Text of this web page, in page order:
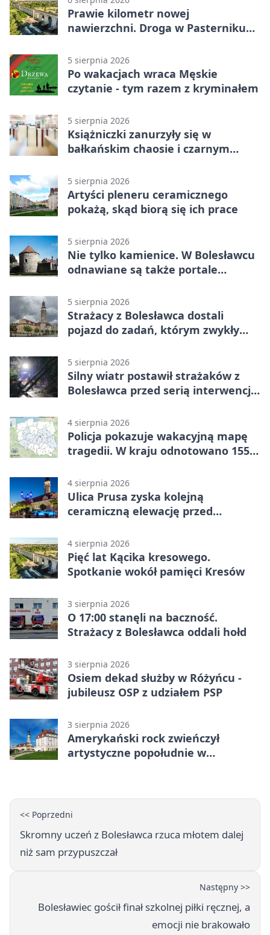
Prawie kilometr nowej
nawierzchni. Droga w Pasterniku
5 sierpnia 2026
Po wakacjach wraca Męskie
czytanie - tym razem z kryminałem
5 sierpnia 2026
Książniczki zanurzyły się w
bałkańskim chaosie i czarnym
5 sierpnia 2026
Artyści pleneru ceramicznego
pokażą, skąd biorą się ich prace
5 sierpnia 2026
Nie tylko kamienice. W Bolesławcu
odnawiane są także portale
5 sierpnia 2026
Strażacy z Bolesławca dostali
pojazd do zadań, którym zwykły
5 sierpnia 2026
Silny wiatr postawił strażaków z
Bolesławca przed serią interwencji -
4 sierpnia 2026
Policja pokazuje wakacyjną mapę
tragedii. W kraju odnotowano 155
4 sierpnia 2026
Ulica Prusa zyska kolejną
ceramiczną elewację przed
4 sierpnia 2026
Pięć lat Kącika kresowego.
Spotkanie wokół pamięci Kresów
3 sierpnia 2026
O 17:00 stanęli na baczność.
Strażacy z Bolesławca oddali hołd
3 sierpnia 2026
Osiem dekad służby w Różyńcu -
jubileusz OSP z udziałem PSP
3 sierpnia 2026
Amerykański rock zwieńczył
artystyczne popołudnie w
<< Poprzedni
Skromny uczeń z Bolesławca rzuca młotem dalej
niż sam przypuszczał
Następny >>
Bolesławiec gościł finał szkolnej piłki ręcznej, a
emocji nie brakowało